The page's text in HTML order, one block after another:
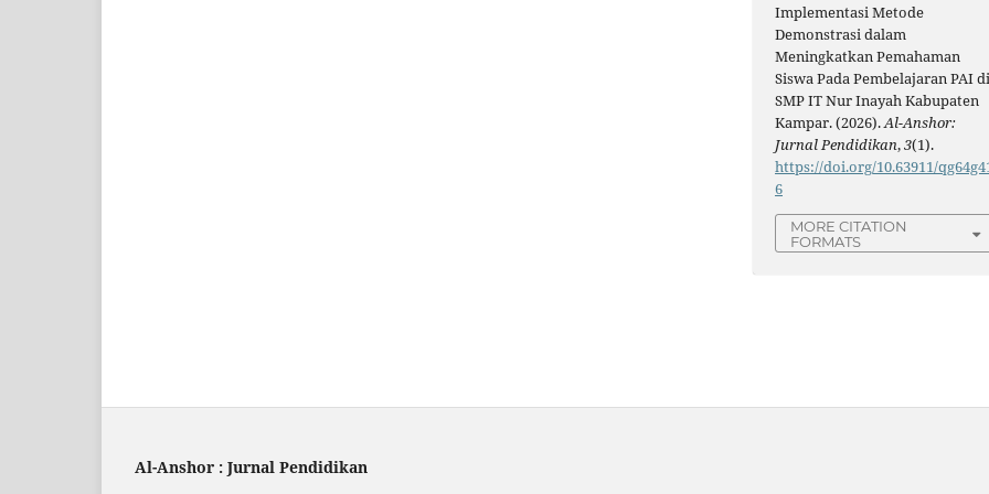
Implementasi Metode
Demonstrasi dalam
Meningkatkan Pemahaman
Siswa Pada Pembelajaran PAI
SMP IT Nur Inayah Kabupaten
Kampar. (2026).Al-Anshor:
Jurnal Pendidikan,3(1).
https://doi.org/10.63911/
6
MORE CITATION
FORMATS
Al-Anshor : Jurnal Pendidikan